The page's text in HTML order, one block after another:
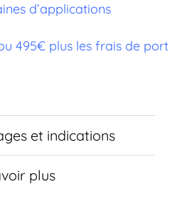
d’applications
495€ plus les frais de port
et indications
plus